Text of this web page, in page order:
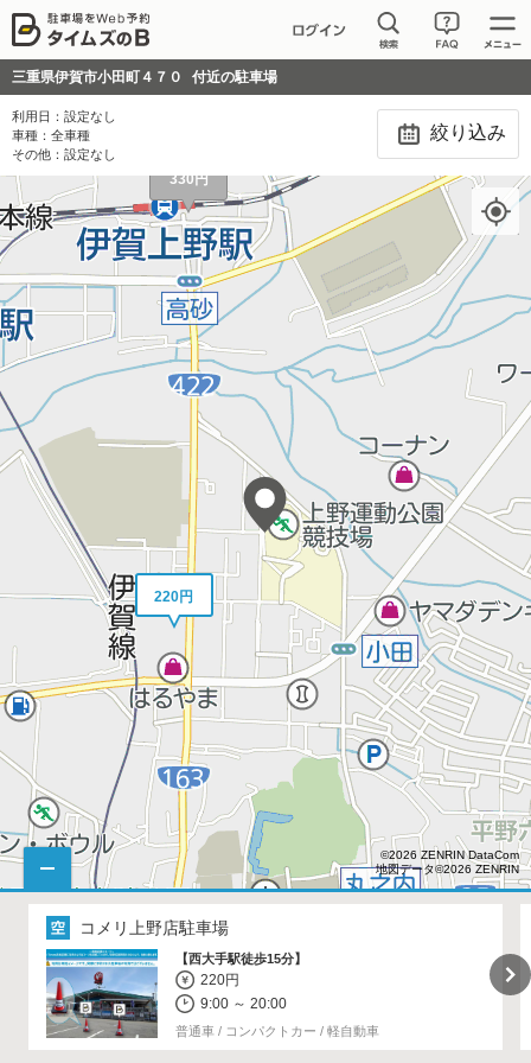
三重県伊賀市小田町４７０ 付近の駐車場
利用日： 設定なし
車種： 全車種
その他： 設定なし
絞り込み
330円
220円
©2026 ZENRIN DataCom
地図データ©2026 ZENRIN
コメリ上野店駐車場
【西大手駅徒歩15分】
220円
9:00 ～ 20:00
普通車 / コンパクトカー / 軽自動車